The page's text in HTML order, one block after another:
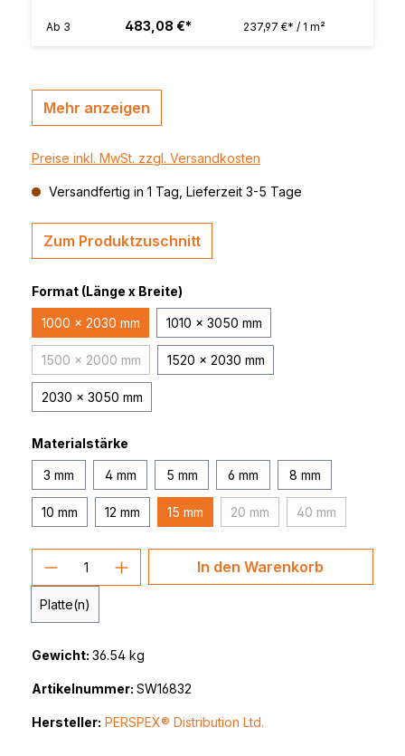
Ab 3 483,08 €* 237,97 €* / 1 m²
Mehr anzeigen
Preise inkl. MwSt. zzgl. Versandkosten
Versandfertig in 1 Tag, Lieferzeit 3-5 Tage
Zum Produktzuschnitt
Format (Länge x Breite)
1000 x 2030 mm 1010 x 3050 mm
1500 x 2000 mm(Diese Option ist zurzeit nicht verfügbar.)
1520 x 2030 mm
2030 x 3050 mm
Materialstärke
3 mm 4 mm 5 mm 6 mm 8 mm
10 mm 12 mm 15 mm 20 mm(Diese Option ist zurzeit
40 mm(Diese Option
Produkt Anzahl: Gib den
Platte(n)
In den Warenkorb
Gewicht: 36.54 kg
Artikelnummer: SW16832
Hersteller: PERSPEX® Distribution Ltd.